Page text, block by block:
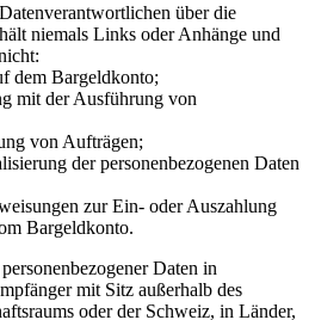
über die
niemals Links oder Anhänge und
dem Bargeldkonto;
mit der Ausführung von
von Aufträgen;
der personenbezogenen Daten
zur Ein- oder Auszahlung
Bargeldkonto.
Daten in
mit Sitz außerhalb des
oder der Schweiz, in Länder,